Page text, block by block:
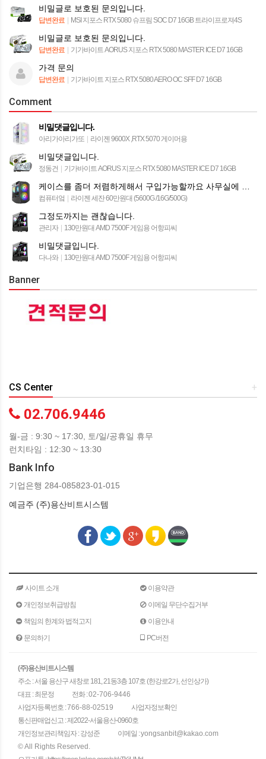
비밀글로 보호된 문의입니다.
답변완료 MSI 지포스 RTX 5080 슈프림 SOC D7 16GB 트라이프로져4S
비밀글로 보호된 문의입니다.
답변완료 기가바이트 AORUS 지포스 RTX 5080 MASTER ICE D7 16GB
가격 문의
답변완료 기가바이트 지포스 RTX 5080 AERO OC SFF D7 16GB
Comment
비밀댓글입니다.
아리가아리가또 라이젠 9600X ,RTX 5070 게이머용
비밀댓글입니다.
정동건 기가바이트 AORUS 지포스 RTX 5080 MASTER ICE D7 16GB
컴퓨터엌 라이젠 세잔 60만원대 (5600G /16G/500G)
그정도까지는 괜찮습니다.
관리자 130만원대 AMD 7500F 게임용 어항피씨
비밀댓글입니다.
다나와 130만원대 AMD 7500F 게임용 어항피씨
Banner
+
CS Center
02.706.9446
월-금 : 9:30 ~ 17:30, 토/일/공휴일 휴무
런치타임 : 12:30 ~ 13:30
Bank Info
기업은행 284-085823-01-015
예금주 (주)용산비트시스템
사이트 소개
이용약관
개인정보취급방침
이메일 무단수집거부
책임의 한계와 법적고지
이용안내
문의하기
PC버전
(주)용산비트시스템
주소 : 서울 용산구 새창로 181, 21동3층 107호 (한강로2가, 선인상가)
대표 : 최문정
전화 :02-706-9446
사업자등록번호 :766-88-02519
사업자정보확인
통신판매업신고 : 제2022-서울용산-0960호
개인정보관리책임자 : 강성준
이메일 :yongsanbit@kakao.com
© All Rights Reserved.